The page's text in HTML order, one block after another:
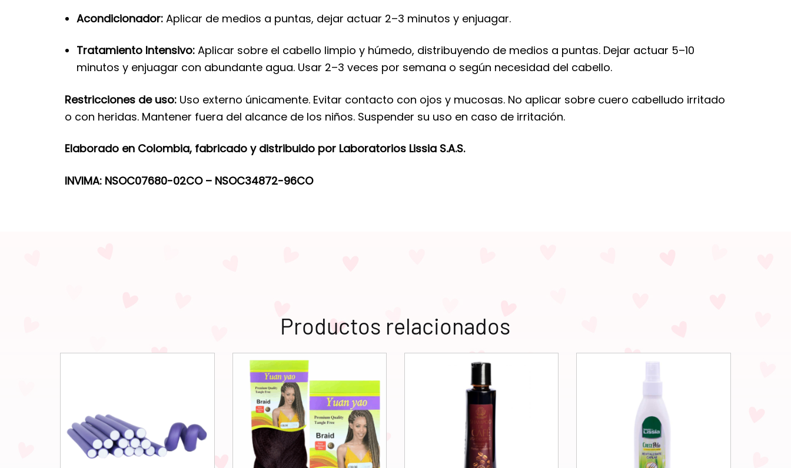
Acondicionador:Aplicar de medios a puntas, dejar actuar 2–3 minutos y enjuagar.
Tratamiento Intensivo:Aplicar sobre el cabello limpio y húmedo, distribuyendo de medios a puntas. Dejar actuar 5–10
minutos y enjuagar con abundante agua. Usar 2–3 veces por semana o según necesidad del cabello.
Restricciones de uso:Uso externo únicamente. Evitar contacto con ojos y mucosas. No aplicar sobre cuero cabelludo irritado
o con heridas. Mantener fuera del alcance de los niños. Suspender su uso en caso de irritación.
Elaborado en Colombia, fabricado y distribuido por Laboratorios Lissia S.A.S.
INVIMA: NSOC07680-02CO – NSOC34872-96CO
Productos relacionados